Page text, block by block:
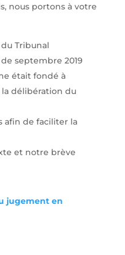
nous portons à votre
Tribunal
septembre 2019
était fondé à
délibération du
afin de faciliter la
et notre brève
jugement en